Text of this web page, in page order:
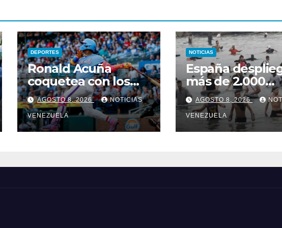
DEPORTES
Ronald Acuña
coquetea con los
200 vuelacercas
AGOSTO 8, 2026 NOTICIAS
VENEZUELA
NOTICIAS
España
más de 2.000
efectivos en
ante nueva
migratoria
AGOSTO 8, 2026
VENEZUELA